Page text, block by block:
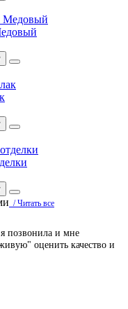
/ Читать все
позвонила и мне
оценить качество и